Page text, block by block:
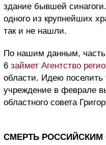
здание бывшей
одного из крупнейших
так и не нашли.
По нашим данным,
6 займет Агентство
области. Идею
учреждение в феврале
областного совета
СМЕРТЬ РОССИЙСКИМ